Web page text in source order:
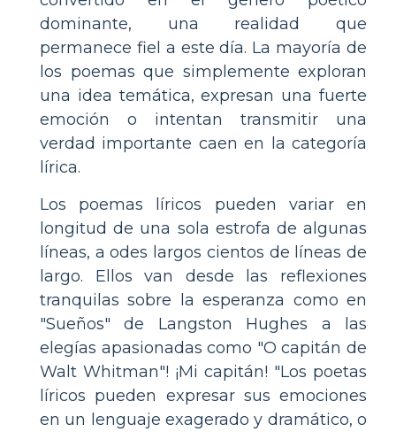
dominante, una realidad que
permanece fiel a este día. La mayoría de
los poemas que simplemente exploran
una idea temática, expresan una fuerte
emoción o intentan transmitir una
verdad importante caen en la categoría
lírica.
Los poemas líricos pueden variar en
longitud de una sola estrofa de algunas
líneas, a odes largos cientos de líneas de
largo. Ellos van desde las reflexiones
tranquilas sobre la esperanza como en
"Sueños" de Langston Hughes a las
elegías apasionadas como "O capitán de
Walt Whitman"! ¡Mi capitán! "Los poetas
líricos pueden expresar sus emociones
en un lenguaje exagerado y dramático, o